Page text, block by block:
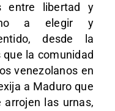
entre libertad y
a elegir y
desde la
la comunidad
venezolanos en
a Maduro que
arrojen las urnas,